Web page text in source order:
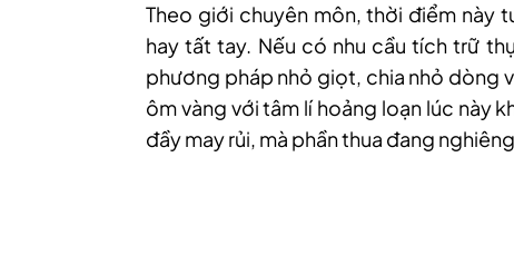
Theo giới chuyên môn, thời điểm này
hay tất tay. Nếu có nhu cầu tích trữ
phương pháp nhỏ giọt, chia nhỏ dòng
ôm vàng với tâm lí hoảng loạn lúc này
đầy may rủi, mà phần thua đang